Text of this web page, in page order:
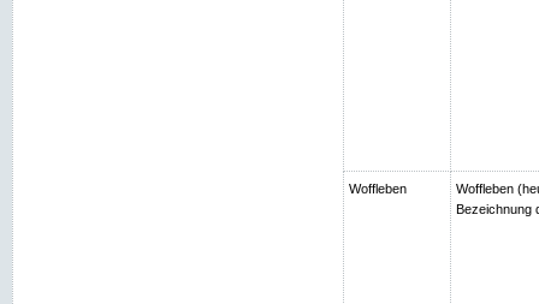
Woffleben
Woffleben
Bezeichnung